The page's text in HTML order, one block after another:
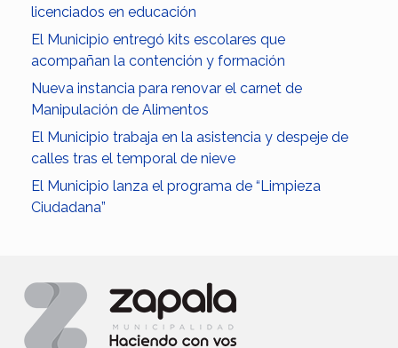
licenciados en educación
El Municipio entregó kits escolares que
acompañan la contención y formación
Nueva instancia para renovar el carnet de
Manipulación de Alimentos
El Municipio trabaja en la asistencia y despeje de
calles tras el temporal de nieve
El Municipio lanza el programa de “Limpieza
Ciudadana”